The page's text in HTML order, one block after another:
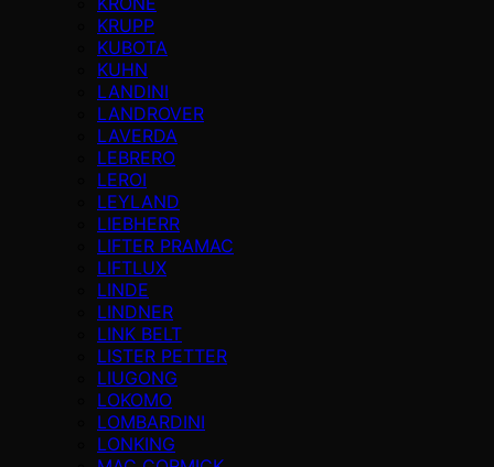
KRUPP
KUBOTA
KUHN
LANDINI
LANDROVER
LAVERDA
LEBRERO
LEROI
LEYLAND
LIEBHERR
LIFTER PRAMAC
LIFTLUX
LINDE
LINDNER
LINK BELT
LISTER PETTER
LIUGONG
LOKOMO
LOMBARDINI
LONKING